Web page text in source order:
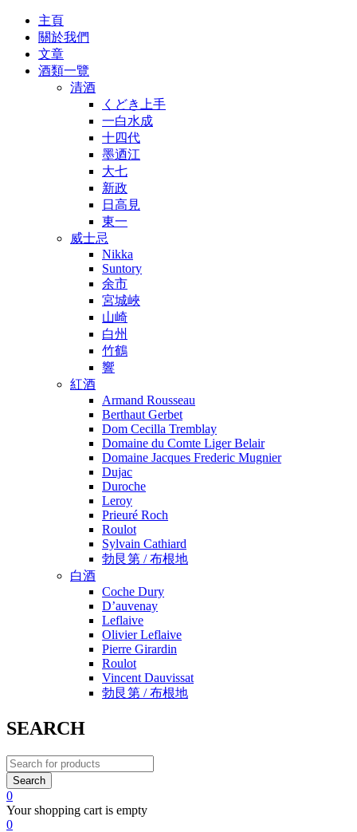
主頁
關於我們
文章
酒類一覽
清酒
くどき上手
一白水成
十四代
墨迺江
大七
新政
日高見
東一
威士忌
Nikka
Suntory
余市
宮城峽
山崎
白州
竹鶴
響
紅酒
Armand Rousseau
Berthaut Gerbet
Dom Cecilla Tremblay
Domaine du Comte Liger Belair
Domaine Jacques Frederic Mugnier
Dujac
Duroche
Leroy
Prieuré Roch
Roulot
Sylvain Cathiard
勃艮第 / 布根地
白酒
Coche Dury
D’auvenay
Leflaive
Olivier Leflaive
Pierre Girardin
Roulot
Vincent Dauvissat
勃艮第 / 布根地
SEARCH
0
Your shopping cart is empty
0